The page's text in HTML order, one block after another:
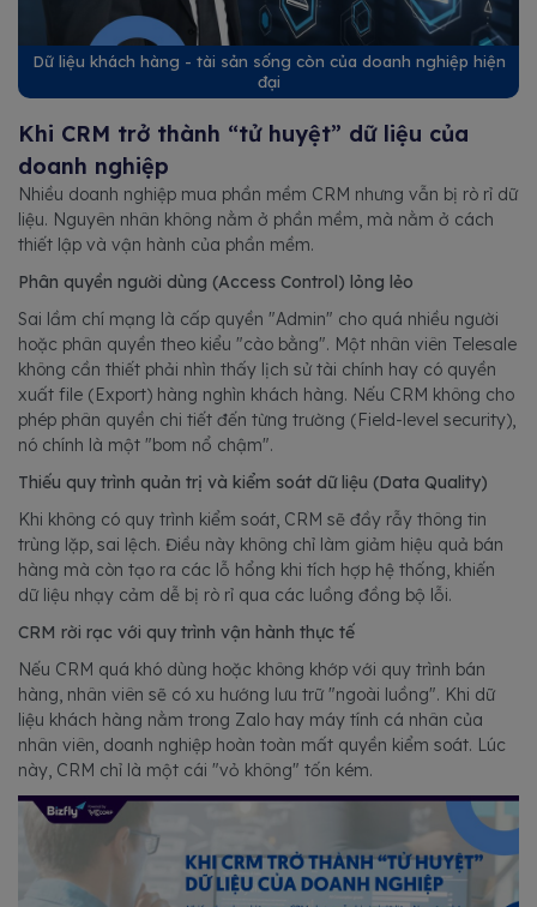
Dữ liệu khách hàng - tài sản sống còn của doanh nghiệp hiện
đại
Khi CRM trở thành “tử huyệt” dữ liệu của
doanh nghiệp
Nhiều doanh nghiệp mua phần mềm CRM nhưng vẫn bị rò rỉ dữ
liệu. Nguyên nhân không nằm ở phần mềm, mà nằm ở cách
thiết lập và vận hành của phần mềm.
Phân quyền người dùng (Access Control) lỏng lẻo
Sai lầm chí mạng là cấp quyền "Admin" cho quá nhiều người
hoặc phân quyền theo kiểu "cào bằng". Một nhân viên Telesale
không cần thiết phải nhìn thấy lịch sử tài chính hay có quyền
xuất file (Export) hàng nghìn khách hàng. Nếu CRM không cho
phép phân quyền chi tiết đến từng trường (Field-level security),
nó chính là một "bom nổ chậm".
Thiếu quy trình quản trị và kiểm soát dữ liệu (Data Quality)
Khi không có quy trình kiểm soát, CRM sẽ đầy rẫy thông tin
trùng lặp, sai lệch. Điều này không chỉ làm giảm hiệu quả bán
hàng mà còn tạo ra các lỗ hổng khi tích hợp hệ thống, khiến
dữ liệu nhạy cảm dễ bị rò rỉ qua các luồng đồng bộ lỗi.
CRM rời rạc với quy trình vận hành thực tế
Nếu CRM quá khó dùng hoặc không khớp với quy trình bán
hàng, nhân viên sẽ có xu hướng lưu trữ "ngoài luồng". Khi dữ
liệu khách hàng nằm trong Zalo hay máy tính cá nhân của
nhân viên, doanh nghiệp hoàn toàn mất quyền kiểm soát. Lúc
này, CRM chỉ là một cái "vỏ không" tốn kém.